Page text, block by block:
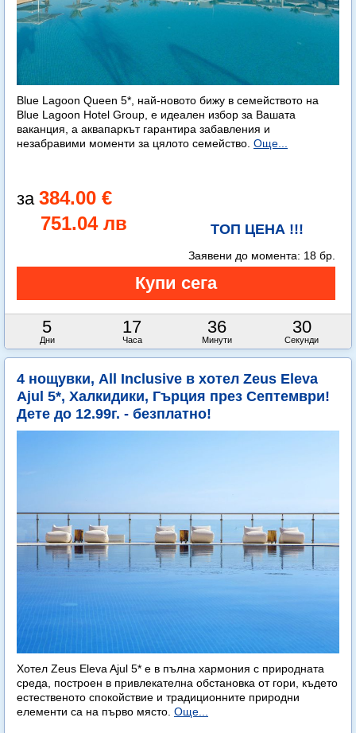
Blue Lagoon Queen 5*, най-новото бижу в семейството на
Blue Lagoon Hotel Group, е идеален избор за Вашата
ваканция, а аквапаркът гарантира забавления и
незабравими моменти за цялото семейство. Още...
384.00 €
751.04 лв
ТОП ЦЕНА !!!
5
Дни
17
Часа
36
Минути
27
Секунди
Заявени до момента: 18 бр.
4 нощувки, All Inclusive в хотел Zeus Eleva
Ajul 5*, Халкидики, Гърция през Септември!
Дете до 12.99г. - безплатно!
Хотел Zeus Eleva Ajul 5* е в пълна хармония с природната
среда, построен в привлекателна обстановка от гори, където
естественото спокойствие и традиционните природни
елементи са на първо място. Още...